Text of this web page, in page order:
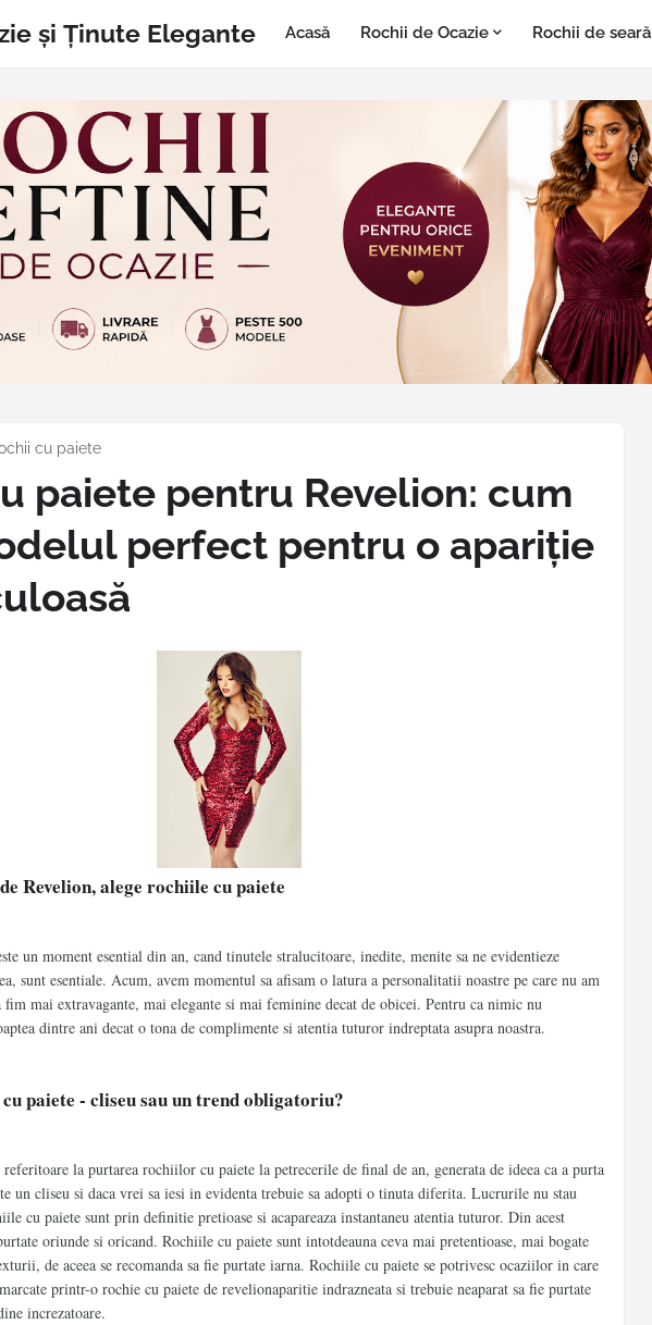
și Ținute Elegante Acasă Rochii de Ocazie Rochii de seară
cu paiete
paiete pentru Revelion: cum
perfect pentru o apariție
Revelion, alege rochiile cu paiete
un moment esential din an, cand tinutele stralucitoare, inedite, menite sa ne evidentieze
sunt esentiale. Acum, avem momentul sa afisam o latura a personalitatii noastre pe care nu am
mai extravagante, mai elegante si mai feminine decat de obicei. Pentru ca nimic nu
dintre ani decat o tona de complimente si atentia tuturor indreptata asupra noastra.
paiete - cliseu sau un trend obligatoriu?
la purtarea rochiilor cu paiete la petrecerile de final de an, generata de ideea ca a purta
un cliseu si daca vrei sa iesi in evidenta trebuie sa adopti o tinuta diferita. Lucrurile nu stau
cu paiete sunt prin definitie pretioase si acapareaza instantaneu atentia tuturor. Din acest
oriunde si oricand. Rochiile cu paiete sunt intotdeauna ceva mai pretentioase, mai bogate
de aceea se recomanda sa fie purtate iarna. Rochiile cu paiete se potrivesc ocaziilor in care
printr-o rochie cu paiete de revelionaparitie indrazneata si trebuie neaparat sa fie purtate
increzatoare.